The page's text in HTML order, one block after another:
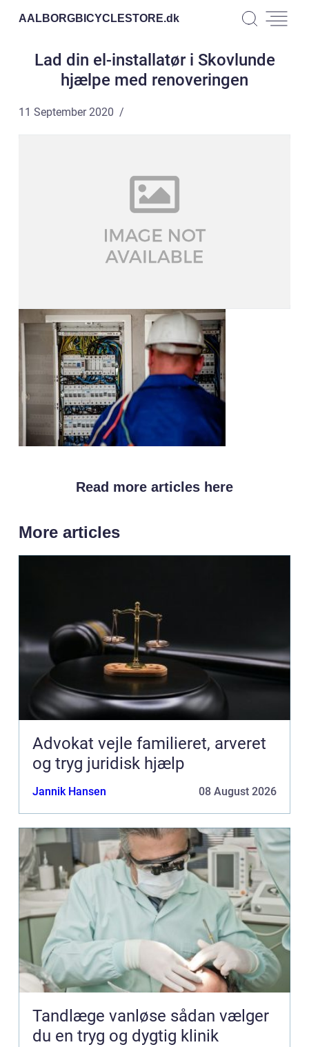
AALBORGBICYCLESTORE.dk
Lad din el-installatør i Skovlunde
hjælpe med renoveringen
11 September 2020
Read more articles here
More articles
Advokat vejle familieret, arveret
og tryg juridisk hjælp
Jannik Hansen 08 August 2026
Tandlæge vanløse sådan vælger
du en tryg og dygtig klinik